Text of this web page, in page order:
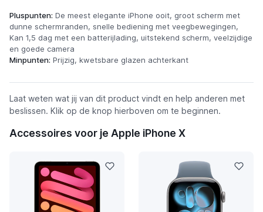
Pluspunten: De meest elegante iPhone ooit, groot scherm met
dunne schermranden, snelle bediening met veegbewegingen,
Kan 1,5 dag met een batterijlading, uitstekend scherm, veelzijdige
en goede camera
Minpunten: Prijzig, kwetsbare glazen achterkant
Laat weten wat jij van dit product vindt en help anderen met
beslissen. Klik op de knop hierboven om te beginnen.
Accessoires voor je Apple iPhone X